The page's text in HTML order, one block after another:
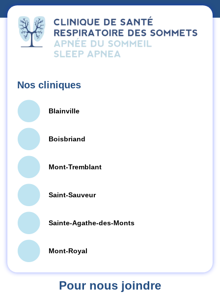
Nos cliniques
Blainville
Boisbriand
Mont-Tremblant
Saint-Sauveur
Sainte-Agathe-des-Monts
Mont-Royal
Pour nous joindre